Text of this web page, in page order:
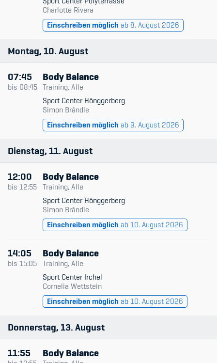
Member's Manual / FAQ
Fairplay
Teilnahmeberechtigung
Academy
Diversität & Inklusion
Infomails
Kinderbetreuung
Krankenversicherung
Schwangerschaft & Sport
Spitzensport & Studium
Organisation
Team
Trainingsleitende
Typ
Nur verfügbare
Charlotte Rivera
Einschreiben möglich ab 8. August 2026
Montag 10 August
07:45
bis 08:45
Body Balance
Training, Alle
Sport Center Hönggerberg
Simon Brändle
Einschreiben möglich ab 9. August 2026
Dienstag 11 August
12:00
bis 12:55
Body Balance
Training, Alle
Sport Center Hönggerberg
Simon Brändle
Einschreiben möglich ab 10. August 2026
14:05
bis 15:05
Body Balance
Training, Alle
Sport Center Irchel
Cornelia Wettstein
Einschreiben möglich ab 10. August 2026
Donnerstag 13 August
11:55 Body Balance